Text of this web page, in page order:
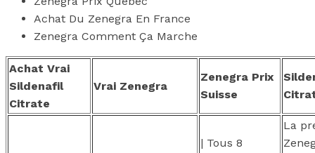
Achat Du Zenegra En France
Zenegra Comment Ça Marche
Achat Vrai
Sildenafil
Citrate
Vrai Zenegra
Zenegra Prix
Suisse
| Tous 8
La